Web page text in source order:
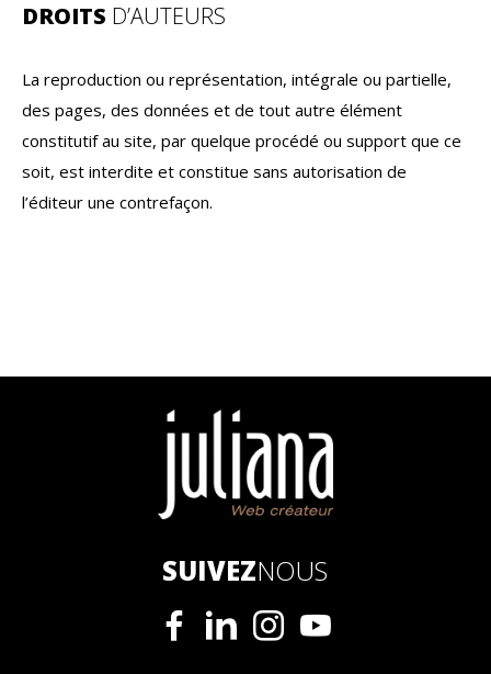
DROITS D’AUTEURS
La reproduction ou représentation, intégrale ou partielle,
des pages, des données et de tout autre élément
constitutif au site, par quelque procédé ou support que ce
soit, est interdite et constitue sans autorisation de
l’éditeur une contrefaçon.
SUIVEZNOUS